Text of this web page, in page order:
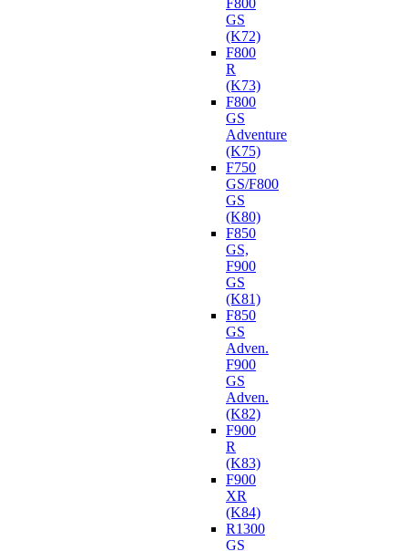
F800
GS
(K72)
F800
R
(K73)
F800
GS
Adventure
(K75)
F750
GS/F800
GS
(K80)
F850
GS,
F900
GS
(K81)
F850
GS
Adven.
F900
GS
Adven.
(K82)
F900
R
(K83)
F900
XR
(K84)
R1300
GS